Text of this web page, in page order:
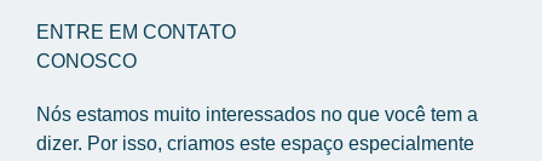
ENTRE EM CONTATO
CONOSCO
Nós estamos muito interessados no que você tem a
dizer. Por isso, criamos este espaço especialmente